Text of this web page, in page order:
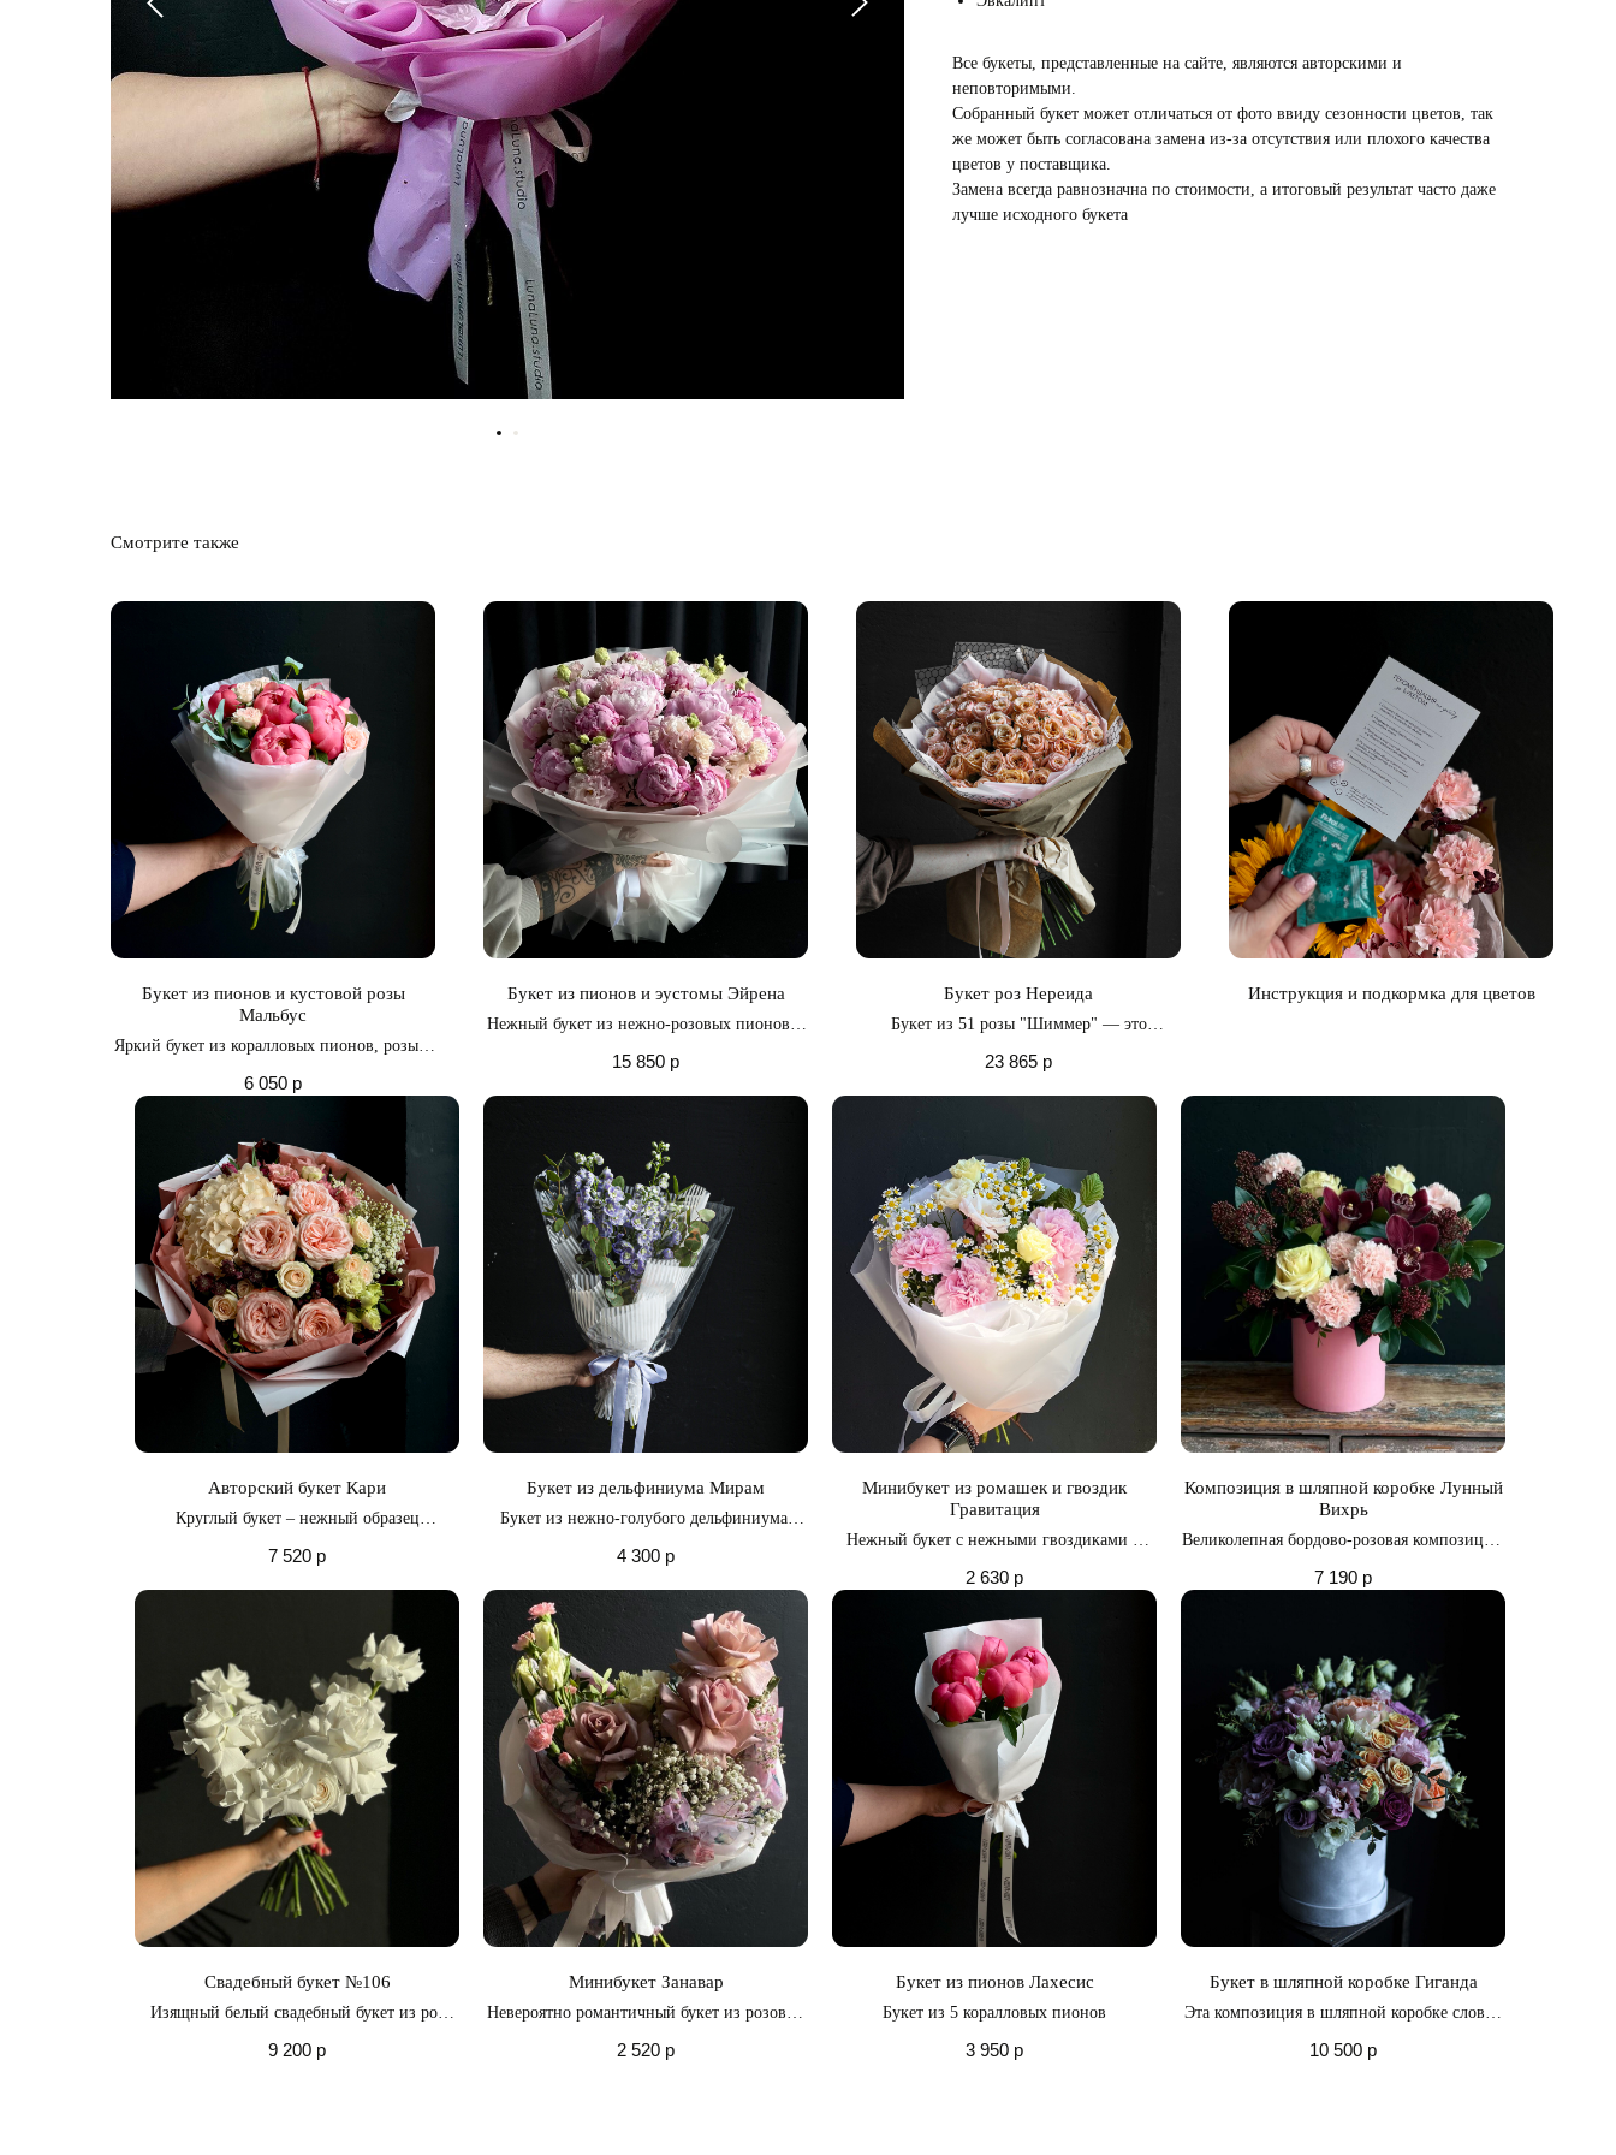
Все букеты, представленные на сайте, являются авторскими и
неповторимыми.
Собранный букет может отличаться от фото ввиду сезонности цветов, так
же может быть согласована замена из-за отсутствия или плохого качества
цветов у поставщика.
Замена всегда равнозначна по стоимости, а итоговый результат часто даже
лучше исходного букета
Смотрите также
Букет из пионов и кустовой розы
Мальбус
Яркий букет из коралловых пионов, розы и
6 050 р
Букет из пионов и эустомы Эйрена
Нежный букет из нежно-розовых пионов и
15 850 р
Букет роз Нереида
Букет из 51 розы "Шиммер" — это
которая принесет в вашу жизнь волшебные
23 865 р
Инструкция и подкормка для цветов
Авторский букет Кари
Круглый букет – нежный образец
гармония естественных оттенков радует глаз
7 520 р
Букет из дельфиниума Мирам
Букет из нежно-голубого дельфиниума,
4 300 р
Минибукет из ромашек и гвоздик
Гравитация
Нежный букет с нежными гвоздиками и
2 630 р
Композиция в шляпной коробке Лунный
Вихрь
Великолепная бордово-розовая композиция,
деталям
7 190 р
Свадебный букет №106
Изящный белый свадебный букет из роз
9 200 р
Минибукет Занавар
Невероятно романтичный букет из розовой
розовой кустовой гвоздики
2 520 р
Букет из пионов Лахесис
Букет из 5 коралловых пионов
3 950 р
Букет в шляпной коробке Гиганда
Эта композиция в шляпной коробке словно
возвышенных моментов жизни
10 500 р